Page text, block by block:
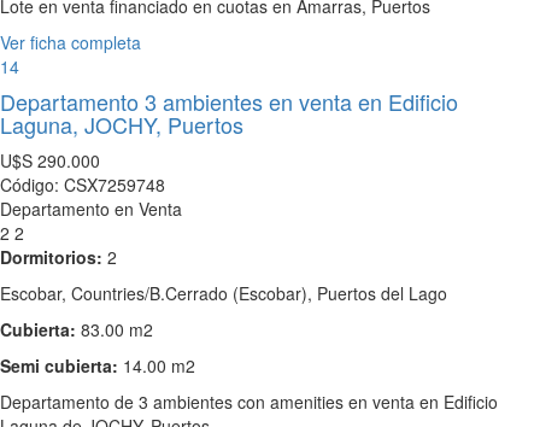
Lote en venta financiado en cuotas en Amarras, Puertos
Ver ficha completa
14
Departamento 3 ambientes en venta en Edificio
Laguna, JOCHY, Puertos
U$S 290.000
Código: CSX7259748
Departamento en Venta
2 2
Dormitorios: 2
Escobar, Countries/B.Cerrado (Escobar), Puertos del Lago
Cubierta: 83.00 m2
Semi cubierta: 14.00 m2
Departamento de 3 ambientes con amenities en venta en Edificio